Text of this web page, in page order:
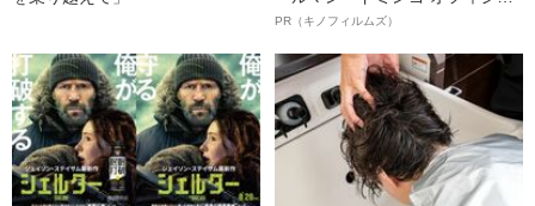
ルインタビュー“観客を魅了した
語る”《日本興収70億円突破》
PR（キノフィルムズ）